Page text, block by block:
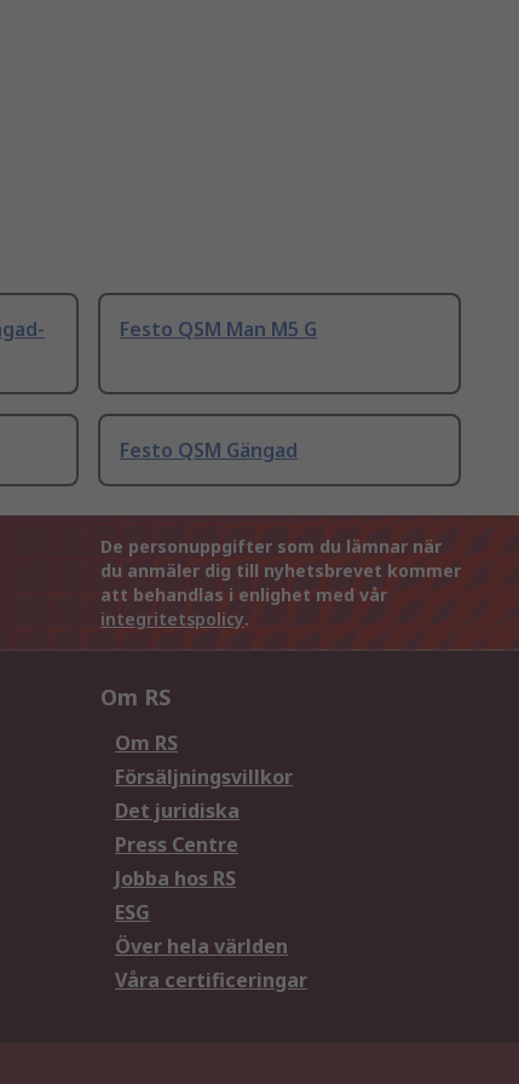
Festo QSM Man M5 G
Festo QSM Gängad
De personuppgifter som du lämnar när
du anmäler dig till nyhetsbrevet kommer
att behandlas i enlighet med vår
integritetspolicy.
Om RS
Om RS
Försäljningsvillkor
Det juridiska
Press Centre
Jobba hos RS
ESG
Över hela världen
Våra certificeringar